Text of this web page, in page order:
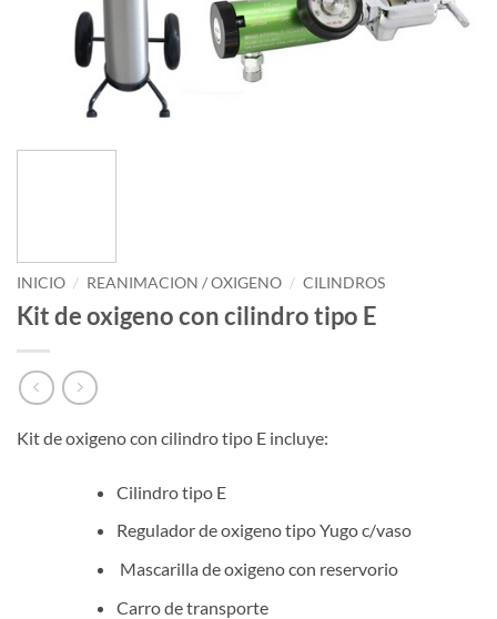
INICIO / REANIMACION / OXIGENO / CILINDROS
Kit de oxigeno con cilindro tipo E
Kit de oxigeno con cilindro tipo E incluye:
Cilindro tipo E
Regulador de oxigeno tipo Yugo c/vaso
Mascarilla de oxigeno con reservorio
Carro de transporte